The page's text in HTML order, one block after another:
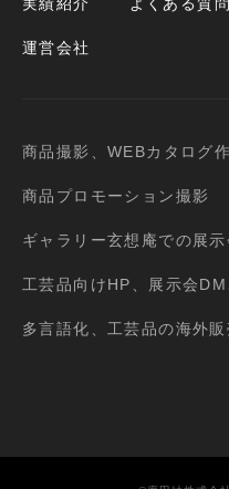
運営会社
商品撮影、WEBカタログ
商品プロモーション撮影
ギャラリー玄想庵での展示
工芸品向けHP、展示会
多言語化、工芸品の海外販